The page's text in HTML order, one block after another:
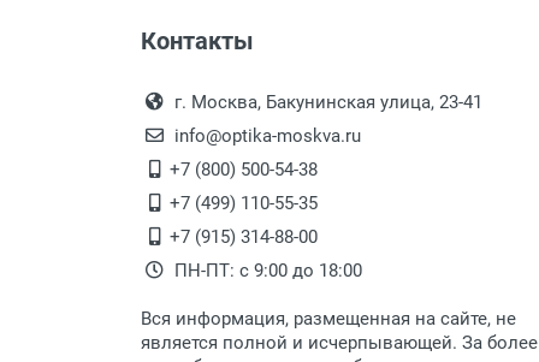
Перечисление средств на
Перевод денег на карту Сбербанка.
Выдаем товар в рабочие
После того, как заказ
Для получения товара при
Заказ необходимо
дополнительных расходов за
Доставка по Москве
Доставляем товар по
Доставка транспортными
Контакты
г. Москва, Бакунинская улица, 23-41
info@optika-moskva.ru
+7 (800) 500-54-38
+7 (499) 110-55-35
+7 (915) 314-88-00
ПН-ПТ: с 9:00 до 18:00
Вся информация, размещенная на сайте, не
является полной и исчерпывающей. За более